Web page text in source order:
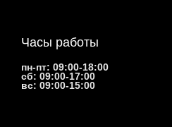
Часы работы
пн-пт: 09:00-18:00
сб: 09:00-17:00
вс: 09:00-15:00